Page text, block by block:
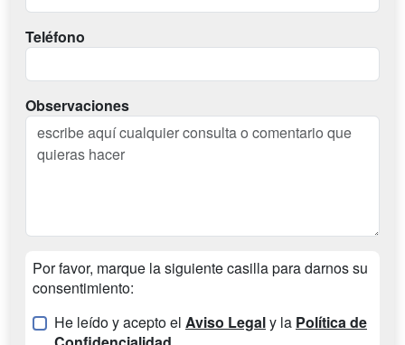
Teléfono
Observaciones
Por favor, marque la siguiente casilla para darnos su
consentimiento:
He leído y acepto el Aviso Legaly la Política de